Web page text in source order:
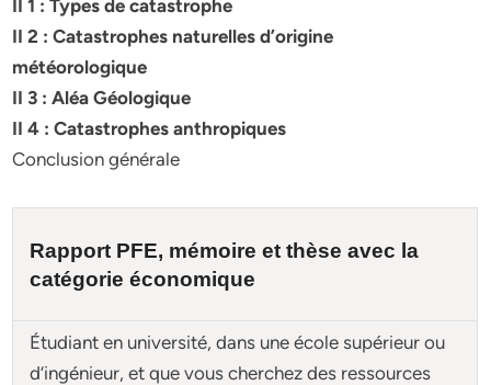
II 1 : Types de catastrophe
II 2 : Catastrophes naturelles d’origine
météorologique
II 3 : Aléa Géologique
II 4 : Catastrophes anthropiques
Conclusion générale
Rapport PFE, mémoire etthèse avec la
catégorie économique
Étudiant en université, dans une école supérieur ou
d’ingénieur, et que vous cherchez des ressources